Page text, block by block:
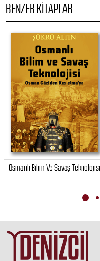
BENZER KITAPLAR
Osmanlı Bilim Ve Savaş Teknolojisi